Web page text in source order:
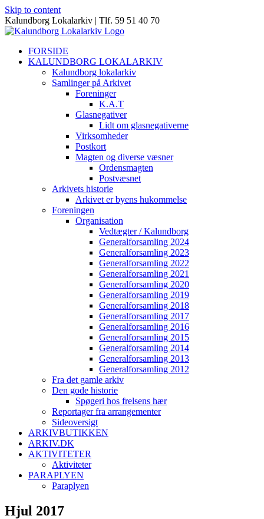
Skip to content
Kalundborg Lokalarkiv | Tlf. 59 51 40 70
FORSIDE
KALUNDBORG LOKALARKIV
Kalundborg lokalarkiv
Samlinger på Arkivet
Foreninger
K.A.T
Glasnegativer
Lidt om glasnegativerne
Virksomheder
Postkort
Magten og diverse væsner
Ordensmagten
Postvæsnet
Arkivets historie
Arkivet er byens hukommelse
Foreningen
Organisation
Vedtægter / Kalundborg
Generalforsamling 2024
Generalforsamling 2023
Generalforsamling 2022
Generalforsamling 2021
Generalforsamling 2020
Generalforsamling 2019
Generalforsamling 2018
Generalforsamling 2017
Generalforsamling 2016
Generalforsamling 2015
Generalforsamling 2014
Generalforsamling 2013
Generalforsamling 2012
Fra det gamle arkiv
Den gode historie
Spøgeri hos frelsens hær
Reportager fra arrangementer
Sideoversigt
ARKIVBUTIKKEN
ARKIV.DK
AKTIVITETER
Aktiviteter
PARAPLYEN
Paraplyen
Hjul 2017